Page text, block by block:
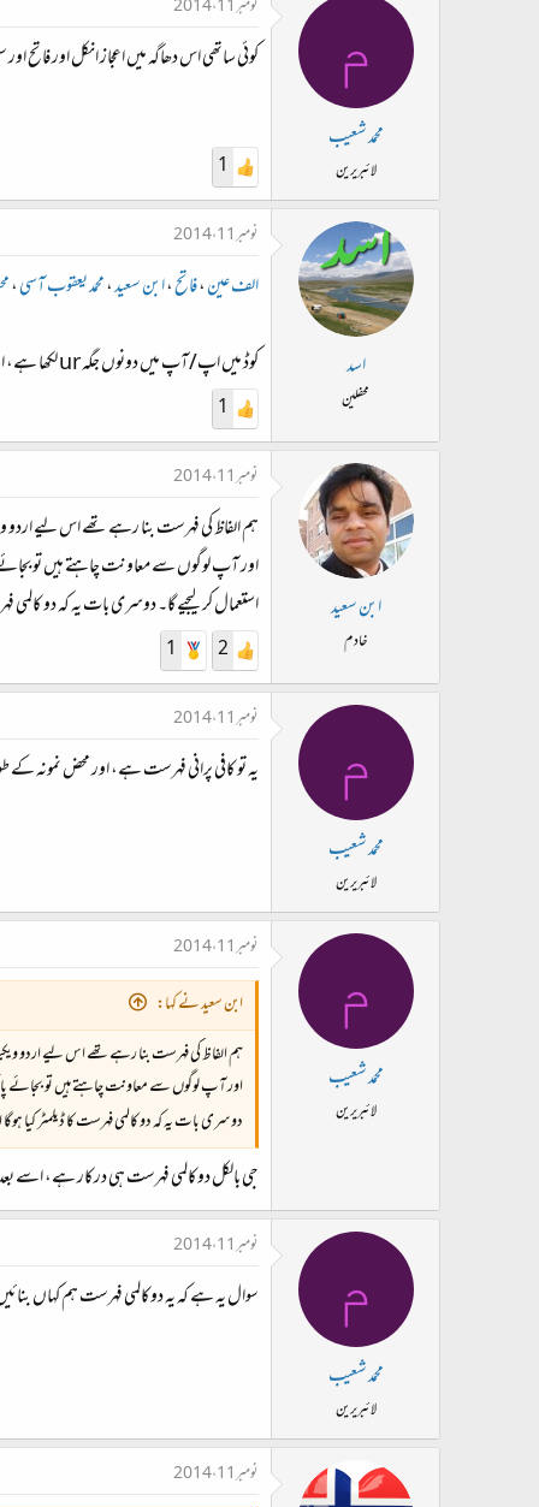
م
محمد شعیب
لائبریرین
نومبر 11، 2014
کوئی ساتھی اس دھاگہ میں اعجاز انکل اور فاتح
1
اسد
محفلین
نومبر 11، 2014
الف عین،فاتح،ابن سعید،محمد یعقوب آسی،
کوڈ میں اپ/آپ میں دونوں جگہ ur لکھا ہے، اسے درست کر لیں۔ میرے خیال میں 'دیجیے' درست ہے، آپ دیکھ لیں۔
1
ابن سعید
خادم
نومبر 11، 2014
ہم الفاظ کی فہرست بنا رہے تھے اس لیے اردو
اور آپ لوگوں سے معاونت چاہتے ہیں تو بجائے
استعمال کر لیجیے گا۔ دوسری بات یہ کہ دو کالمی
2
1
م
محمد شعیب
لائبریرین
نومبر 11، 2014
یہ تو کافی پرانی فہرست ہے، اور محض نمونہ
م
محمد شعیب
لائبریرین
نومبر 11، 2014
ابن سعید نے کہا:
ہم الفاظ کی فہرست بنا رہے تھے اس لیے اردو
اور آپ لوگوں سے معاونت چاہتے ہیں تو بجائے
دوسری بات یہ کہ دو کالمی فہرست کا ڈیلمٹر کیا
جی بالکل دوکالمی فہرست ہی درکار ہے، اسے
م
محمد شعیب
لائبریرین
نومبر 11، 2014
سوال یہ ہے کہ یہ دوکالمی فہرست ہم کہاں
نومبر 11، 2014